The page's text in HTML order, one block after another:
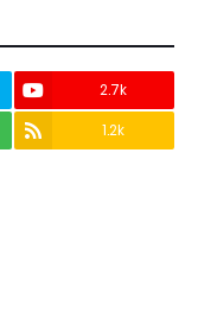
2.7k
1.2k